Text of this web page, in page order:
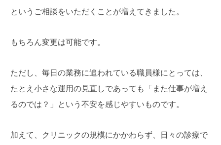
というご相談をいただくことが増えてきました。
もちろん変更は可能です。
ただし、毎日の業務に追われている職員様にとっては、
たとえ小さな運用の見直しであっても「また仕事が増え
るのでは？」という不安を感じやすいものです。
加えて、クリニックの規模にかかわらず、日々の診療で